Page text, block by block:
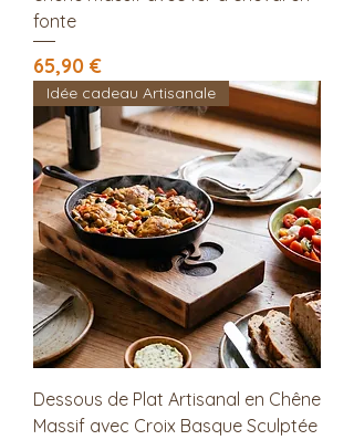
fonte
Prix
65,90 €
Idée cadeau Artisanale
Dessous de Plat Artisanal en Chêne
Massif avec Croix Basque Sculptée